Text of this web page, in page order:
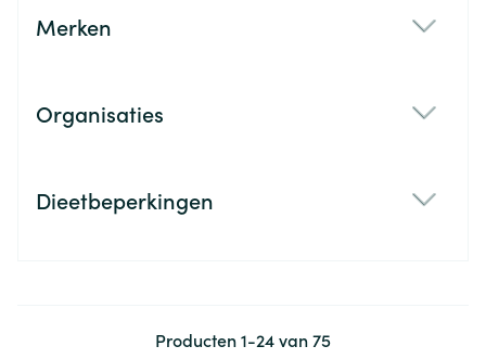
Merken
Organisaties
Dieetbeperkingen
Producten1-24van75